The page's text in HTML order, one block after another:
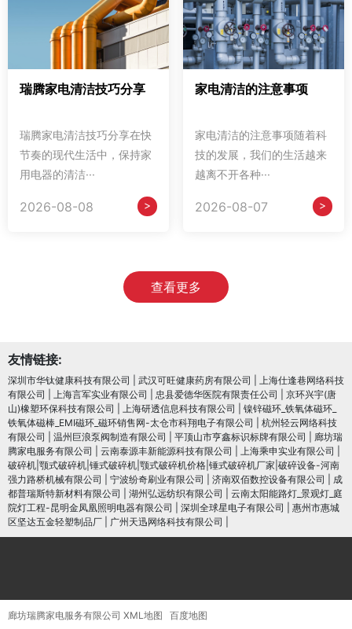
瑞腾家电清洁技巧分享
瑞腾家电清洁技巧分享在快
节奏的现代生活中，保持家
用电器的清洁···
2026-08-08 >
家电清洁的注意事项
家电清洁的注意事项随着科
技的发展，我们的生活越来
越离不开各种···
2026-08-07 >
查看更多
友情链接:
深圳市华钛健康科技有限公司 武汉可旺健康药房有限公司
上海仕逢巷网络科技
有限公司
上海言军实业有限公司 忠县爱德华医院有限责任公司
京环兴宇(唐
山)橡塑环保科技有限公司
上海研透信息科技有限公司
镍锌磁环_铁氧体磁环_
铁氧体磁棒_EMI磁环_磁环销售网-太仓市科翔电子有限公司
杭州轻云网络科技
有限公司
温州巨浪泵阀制造有限公司 平顶山市亨鑫标识标牌有限公司
廊坊瑞
腾家电服务有限公司
云南泰源丰新能源科技有限公司 上海乘申实业有限公司
破碎机|颚式破碎机|锤式破碎机|颚式破碎机价格|锤式破碎机厂家|破碎设备-河南
强力路桥机械有限公司
宁波纷奇刷业有限公司 济南双佰数控设备有限公司
成
都普瑞斯特新材料有限公司
湖州弘远纺织有限公司
云南太阳能路灯_景观灯_庭
院灯工程-昆明金凤凰照明电器有限公司
深圳全球星电子有限公司
惠州市惠城
区坚达五金轻塑制品厂
广州天迅网络科技有限公司
廊坊瑞腾家电服务有限公司 XML地图 百度地图